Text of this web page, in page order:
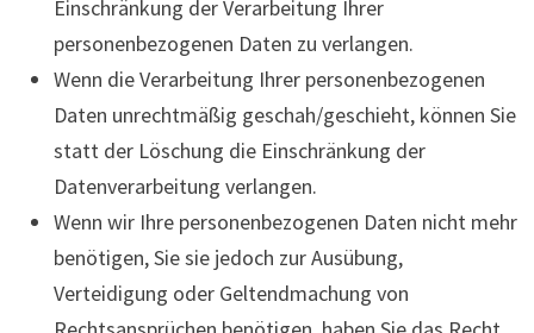
Einschränkung der Verarbeitung Ihrer
personenbezogenen Daten zu verlangen.
Wenn die Verarbeitung Ihrer personenbezogenen
Daten unrechtmäßig geschah/geschieht, können Sie
statt der Löschung die Einschränkung der
Datenverarbeitung verlangen.
Wenn wir Ihre personenbezogenen Daten nicht mehr
benötigen, Sie sie jedoch zur Ausübung,
Verteidigung oder Geltendmachung von